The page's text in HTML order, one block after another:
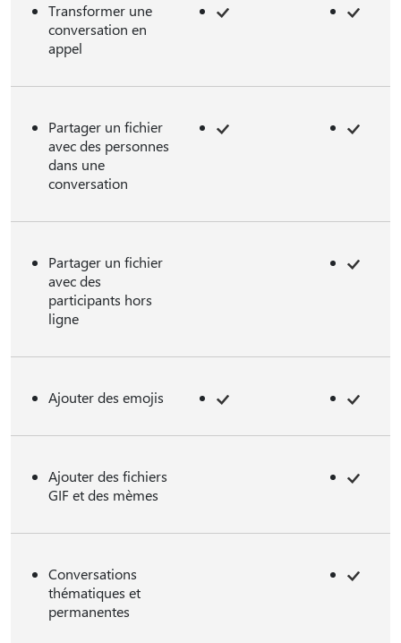
Transformer une
conversation en
appel
Partager un fichier
avec des personnes
dans une
conversation
Partager un fichier
avec des
participants hors
ligne
Ajouter des emojis
Ajouter des fichiers
GIF et des mèmes
Conversations
thématiques et
permanentes